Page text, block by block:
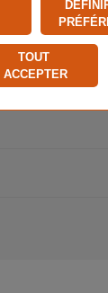
juridique
TOUT
ACCEPTER